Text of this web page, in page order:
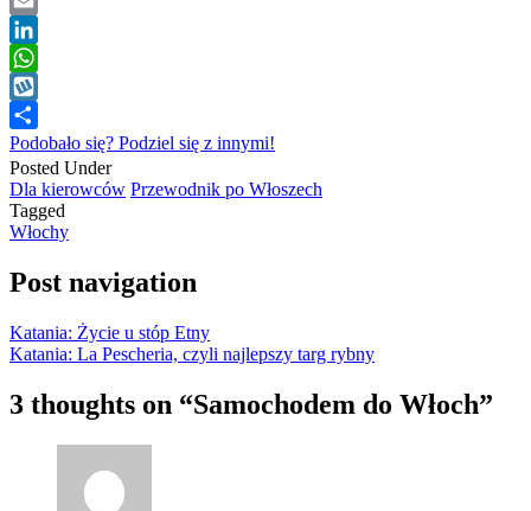
Email
LinkedIn
WhatsApp
Wykop
Podobało się? Podziel się z innymi!
Posted Under
Dla kierowców Przewodnik po Włoszech
Tagged
Włochy
Post navigation
Katania: Życie u stóp Etny
Katania: La Pescheria, czyli najlepszy targ rybny
3 thoughts on “Samochodem do Włoch”